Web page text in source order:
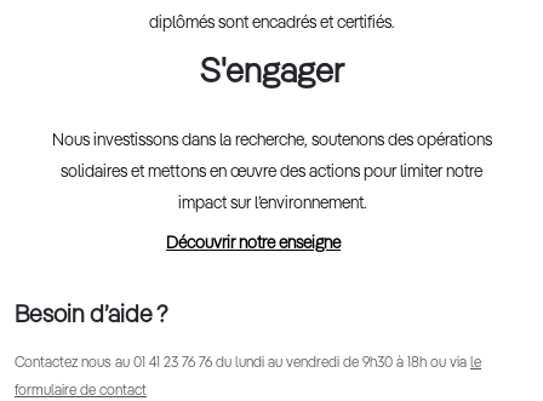
diplômés sont encadrés et certifiés.
S'engager
Nous investissons dans la recherche, soutenons des opérations
solidaires et mettons en œuvre des actions pour limiter notre
impact sur l’environnement.
Découvrir notre enseigne
Besoin d’aide ?
Contactez nous au 01 41 23 76 76 du lundi au vendredi de 9h30 à 18h ou via le
formulaire de contact